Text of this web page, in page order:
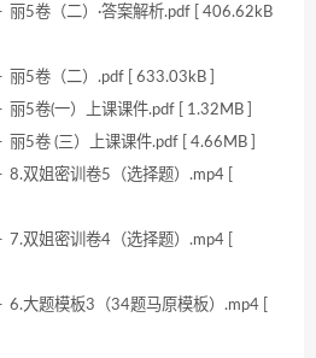
（二）·答案解析.pdf [ 406.62kB
（二）.pdf [ 633.03kB ]
(一）上课课件.pdf [ 1.32MB ]
(三）上课课件.pdf [ 4.66MB ]
姐密训卷5（选择题）.mp4 [
姐密训卷4（选择题）.mp4 [
模板3（34题马原模板）.mp4 [